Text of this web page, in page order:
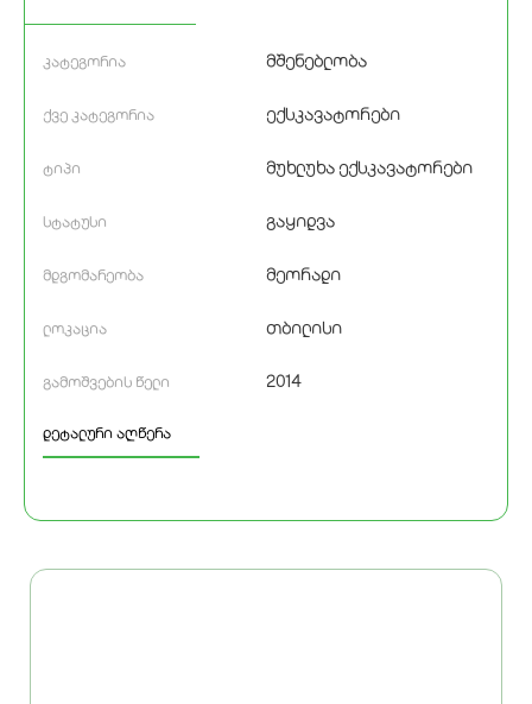
კატეგორია მშენებლობა
ქვე კატეგორია ექსკავატორები
ტიპი მუხლუხა ექსკავატორები
სტატუსი გაყიდვა
მდგომარეობა მეორადი
ლოკაცია თბილისი
გამოშვების წელი 2014
დეტალური აღწერა